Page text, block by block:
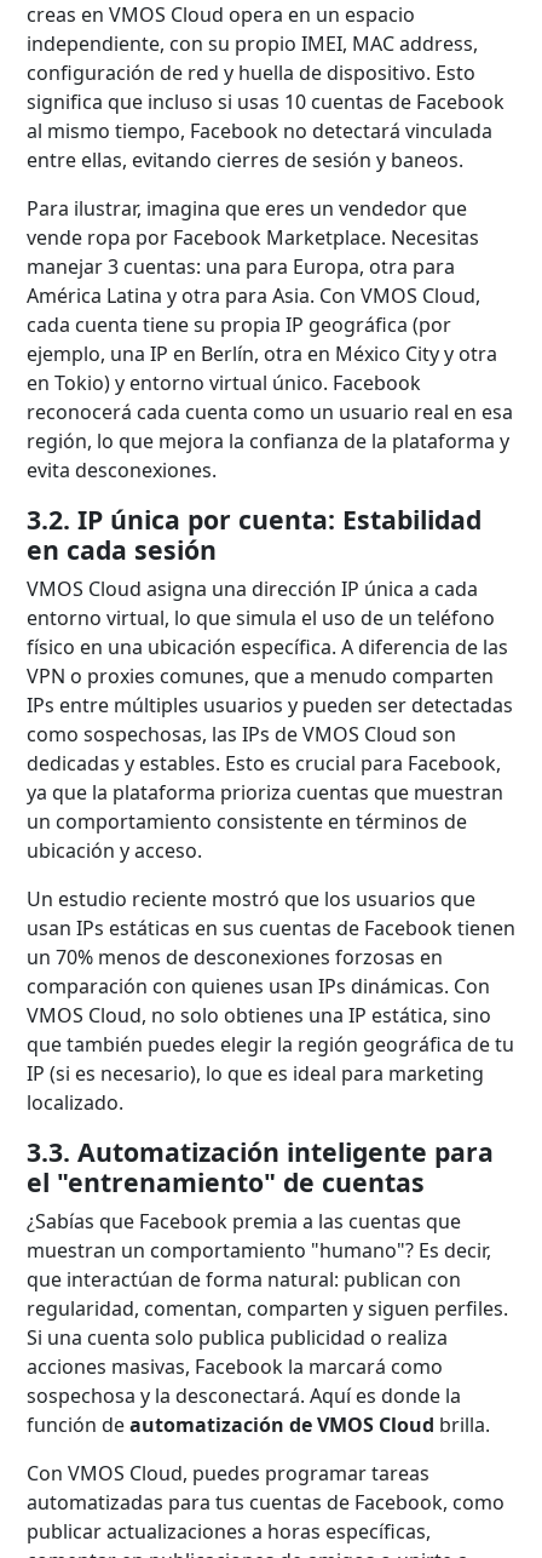
creas en VMOS Cloud opera en un espacio
independiente, con su propio IMEI, MAC address,
configuración de red y huella de dispositivo. Esto
significa que incluso si usas 10 cuentas de Facebook
al mismo tiempo, Facebook no detectará vinculada
entre ellas, evitando cierres de sesión y baneos.
Para ilustrar, imagina que eres un vendedor que
vende ropa por Facebook Marketplace. Necesitas
manejar 3 cuentas: una para Europa, otra para
América Latina y otra para Asia. Con VMOS Cloud,
cada cuenta tiene su propia IP geográfica (por
ejemplo, una IP en Berlín, otra en México City y otra
en Tokio) y entorno virtual único. Facebook
reconocerá cada cuenta como un usuario real en esa
región, lo que mejora la confianza de la plataforma y
evita desconexiones.
3.2. IP única por cuenta: Estabilidad
en cada sesión
VMOS Cloud asigna una dirección IP única a cada
entorno virtual, lo que simula el uso de un teléfono
físico en una ubicación específica. A diferencia de las
VPN o proxies comunes, que a menudo comparten
IPs entre múltiples usuarios y pueden ser detectadas
como sospechosas, las IPs de VMOS Cloud son
dedicadas y estables. Esto es crucial para Facebook,
ya que la plataforma prioriza cuentas que muestran
un comportamiento consistente en términos de
ubicación y acceso.
Un estudio reciente mostró que los usuarios que
usan IPs estáticas en sus cuentas de Facebook tienen
un 70% menos de desconexiones forzosas en
comparación con quienes usan IPs dinámicas. Con
VMOS Cloud, no solo obtienes una IP estática, sino
que también puedes elegir la región geográfica de tu
IP (si es necesario), lo que es ideal para marketing
localizado.
3.3. Automatización inteligente para
el "entrenamiento" de cuentas
¿Sabías que Facebook premia a las cuentas que
muestran un comportamiento "humano"? Es decir,
que interactúan de forma natural: publican con
regularidad, comentan, comparten y siguen perfiles.
Si una cuenta solo publica publicidad o realiza
acciones masivas, Facebook la marcará como
sospechosa y la desconectará. Aquí es donde la
función deautomatización de VMOS Cloud brilla.
Con VMOS Cloud, puedes programar tareas
automatizadas para tus cuentas de Facebook, como
publicar actualizaciones a horas específicas,